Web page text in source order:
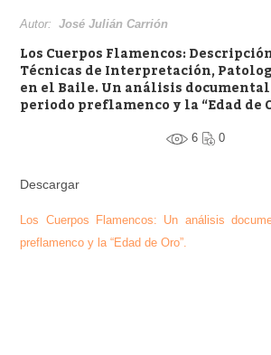
Biblioteca
Área personal
Autor:José Julián Carrión
Los Cuerpos Flamencos:
Técnicas de Interpretación,
en el Baile. Un análisis
periodo preflamenco y la “Edad de
6 0
Descargar
Los Cuerpos Flamencos: Un análisis
preflamenco y la “Edad de Oro”.